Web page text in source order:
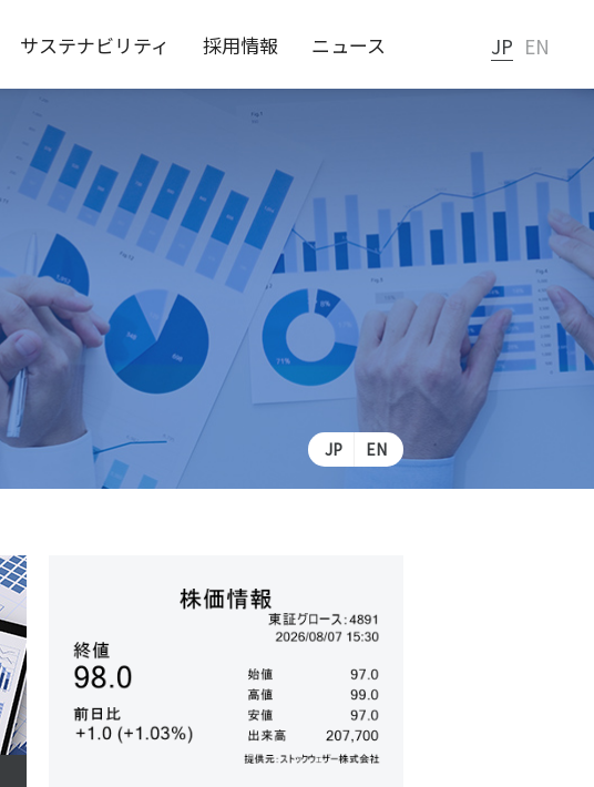
JP EN
IRよくあるご質問
ナンス
サステナビリティ 採用情報 ニュース JP EN